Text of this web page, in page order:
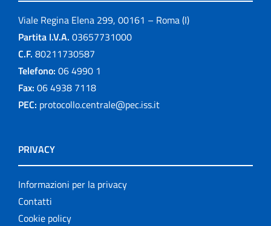
Viale Regina Elena 299, 00161 – Roma (I)
Partita I.V.A. 03657731000
C.F. 80211730587
Telefono: 06 4990 1
Fax: 06 4938 7118
PEC: protocollo.centrale@pec.iss.it
PRIVACY
Informazioni per la privacy
Contatti
Cookie policy